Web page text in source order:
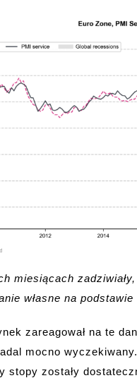
miesiącach
własne na
zareagował na te
mocno
stopy zostały